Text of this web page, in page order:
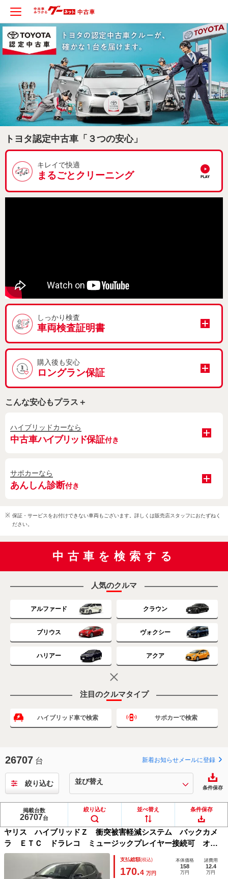
トヨタ認定中古車「３つの安心」
キレイで快適
まるごとクリーニング
しっかり検査
車両検査証明書
購入後も安心
ロングラン保証
こんな安心もプラス＋
ハイブリッドカーなら
中古車ハイブリッド保証付き
サポカーなら
あんしん診断付き
保証・サービスをお付けできない車両もございます。詳しくは販売店スタッフにおたずねく
ださい。
中古車を検索する
人気のクルマ
アルファード クラウン
プリウス ヴォクシー
ハリアー アクア
注目のクルマタイプ
ハイブリッド車で検索 サポカーで検索
26707 台 新着お知らせメールに登録
絞り込む
条件保存
掲載台数
26707台
絞り込む 並べ替え
条件保存
NEW
トヨタ
ヤリス ハイブリッドＺ 衝突被害軽減システム バックカメ
ラ ＥＴＣ ドラレコ ミュージックプレイヤー接続可 オー
トクルーズコントロール ＬＥＤヘッドランプ スマートキ
ー キーレス ハイブリッド ワンオーナー
支払総額(税込)
170.4 万円
本体価格
158
万円
諸費用
12.4
万円